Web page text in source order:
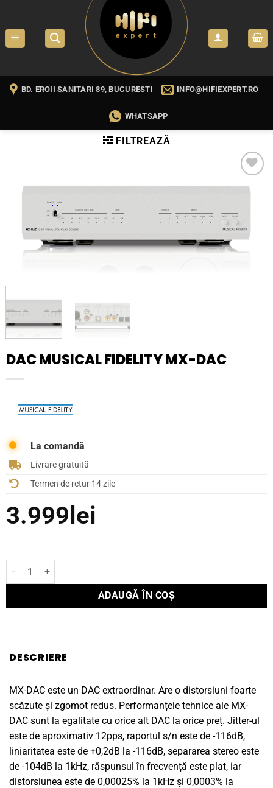
content
BD. EROII SANITARI 89, BUCURESTI INFO@HIFIEXPERT.RO
WHATSAPP
FILTREAZĂ
WISHLIST
DAC MUSICAL FIDELITY MX-DAC
La comandă
Livrare gratuită
Termen de retur 14 zile
3.999 lei
Cantitate DAC Musical Fidelity MX-DAC
ADAUGĂ ÎN COȘ
DESCRIERE
MX-DAC este un DAC extraordinar. Are o distorsiuni foarte
scăzute și zgomot redus. Performanțele tehnice ale MX-
DAC sunt la egalitate cu orice alt DAC la orice preț. Jitter-ul
este de aproximativ 12pps, raportul s/n este de -116dB,
liniaritatea este de +0,2dB la -116dB, separarea stereo este
de -104dB la 1kHz, răspunsul în frecvență este plat, iar
distorsiunea este de 0,00025% la 1kHz și 0,0003% la